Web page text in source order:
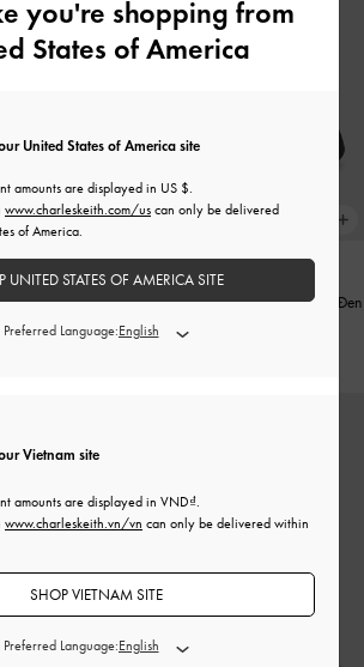
-Đen
Giày sandals đế cao Laine Buckled
Đen
2,190,000
you're shopping from
States of America
Vietnam site
amounts are displayed in VND .
www.charleskeith.vn/vn can only be delivered within
SHOP VIETNAM SITE
Preferred Language:
United States of America site
amounts are displayed in US $
www.charleskeith.com/us can only be delivered
of America.
UNITED STATES OF AMERICA SITE
Preferred Language: